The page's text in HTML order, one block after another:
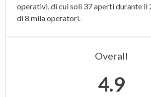
operativi, di cui soli 37 aperti durante il
di 8 mila operatori.
Overall
4.9